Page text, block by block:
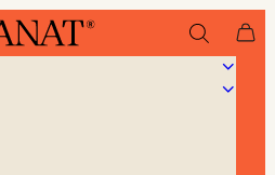
DU CAFÉ
SAVOIR SUR LE